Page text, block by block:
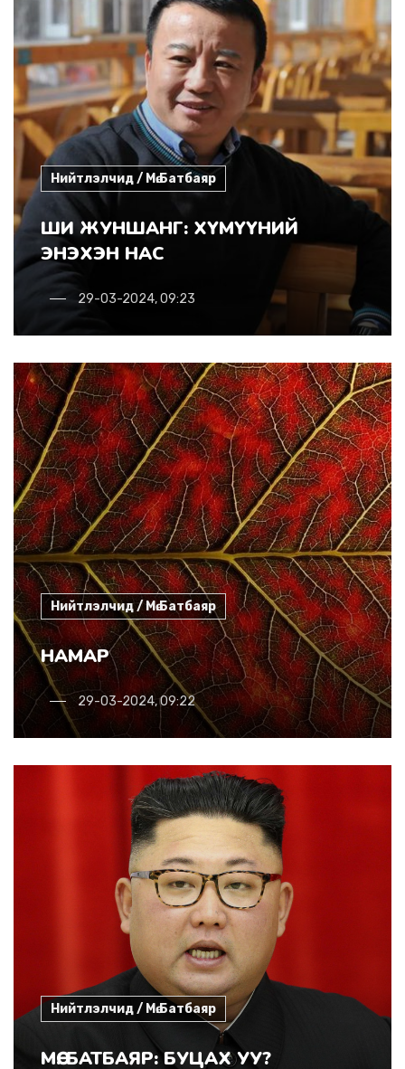
Нийтлэлчид / Мө.Батбаяр
ШИ ЖУНШАНГ: ХҮМҮҮНИЙ
ЭНЭХЭН НАС
29-03-2024, 09:23
Нийтлэлчид / Мө.Батбаяр
НАМАР
29-03-2024, 09:22
Нийтлэлчид / Мө.Батбаяр
МӨ. БАТБАЯР: БУЦАХ УУ?